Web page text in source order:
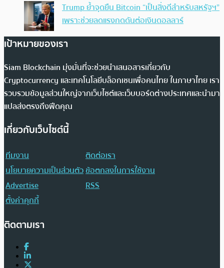
Trump ย้ำจุดยืน Bitcoin “เป็นสิ่งดีสำหรับสหรัฐฯ”
เพราะช่วยลดแรงกดดันต่อเงินดอลลาร์
เป้าหมายของเรา
Siam Blockchain มุ่งมั่นที่จะช่วยนำเสนอสารเกี่ยวกับ
Cryptocurrency และเทคโนโลยีบล็อกเชนเพื่อคนไทย ในภาษาไทย เรา
รวบรวมข้อมูลส่วนใหญ่จากเว็บไซต์และเว็บบอร์ดต่างประเทศและนำมา
แปลส่งตรงถึงฟีดคุณ
เกี่ยวกับเว็บไซต์นี้
ทีมงาน
ติดต่อเรา
นโยบายความเป็นส่วนตัวข้อตกลงในการใช้งาน
Advertise
RSS
ตั้งค่าคุกกี้
ติดตามเรา